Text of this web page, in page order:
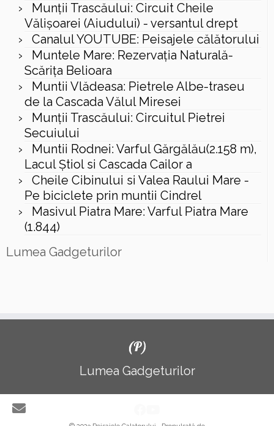
Munții Trascăului: Circuit Cheile
Vălișoarei (Aiudului) - versantul drept
Canalul YOUTUBE: Peisajele călătorului
Muntele Mare: Rezervaţia Naturală-
Scăriţa Belioara
Muntii Vlădeasa: Pietrele Albe-traseu
de la Cascada Vălul Miresei
Munții Trascăului: Circuitul Pietrei
Secuiului
Muntii Rodnei: Varful Gărgălău(2.158 m),
Lacul Ştiol si Cascada Cailor a
Cheile Cibinului si Valea Raului Mare -
Pe biciclete prin muntii Cindrel
Masivul Piatra Mare: Varful Piatra Mare
(1.844)
Lumea Gadgeturilor
(P)
Lumea Gadgeturilor